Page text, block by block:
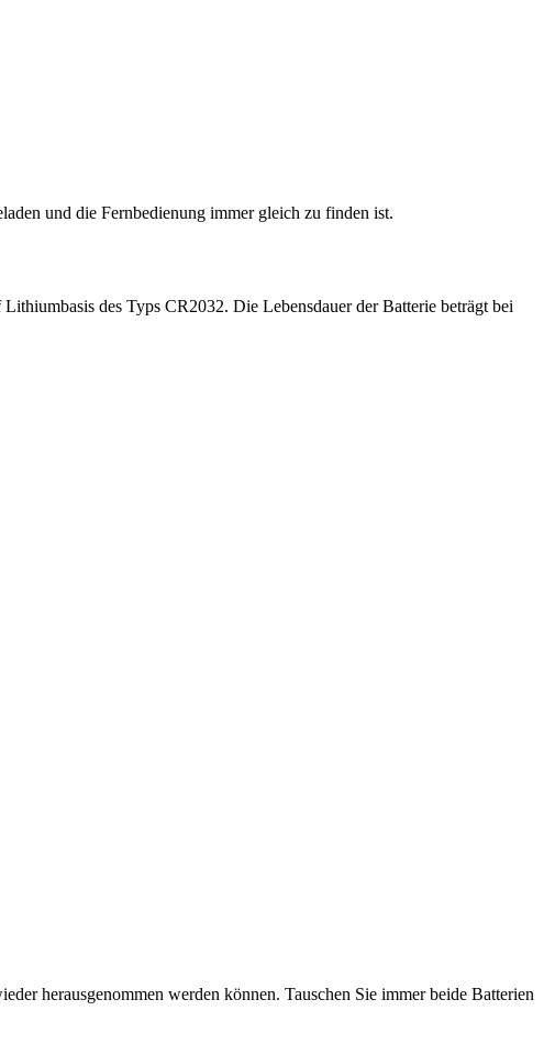
und die Fernbedienung immer gleich zu finden ist.
des Typs CR2032. Die Lebensdauer der Batterie beträgt bei
herausgenommen werden können. Tauschen Sie immer beide Batterien